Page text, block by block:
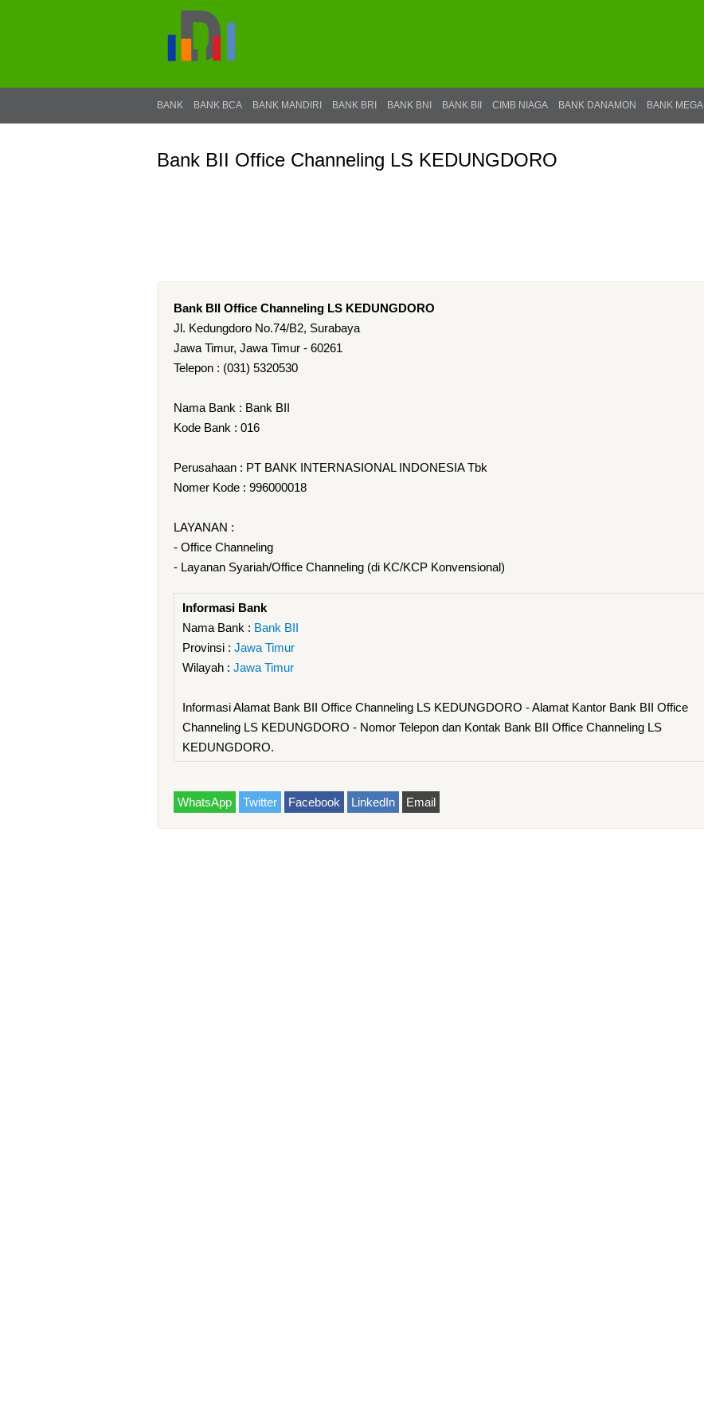
BANK BANK BCA BANK MANDIRI BANK BRI BANK BNI BANK BII CIMB NIAGA BANK DANAMON BANK MEGA
Bank BII Office Channeling LS KEDUNGDORO
Bank BII Office Channeling LS KEDUNGDORO
Jl. Kedungdoro No.74/B2, Surabaya
Jawa Timur, Jawa Timur - 60261
Telepon : (031) 5320530
Nama Bank : Bank BII
Kode Bank : 016
Perusahaan : PT BANK INTERNASIONAL INDONESIA Tbk
Nomer Kode : 996000018
LAYANAN :
- Office Channeling
- Layanan Syariah/Office Channeling (di KC/KCP Konvensional)
Informasi Bank
Nama Bank : Bank BII
Provinsi : Jawa Timur
Wilayah : Jawa Timur
Informasi Alamat Bank BII Office Channeling LS KEDUNGDORO - Alamat Kantor Bank BII Office
Channeling LS KEDUNGDORO - Nomor Telepon dan Kontak Bank BII Office Channeling LS
KEDUNGDORO.
WhatsApp Twitter Facebook LinkedIn Email